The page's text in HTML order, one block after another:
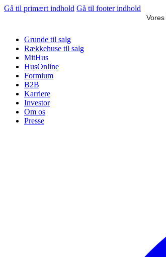
Gå til primært indhold Gå til footer indhold
Grunde til salg
Rækkehuse til salg
MitHus
HusOnline
Formium
B2B
Karriere
Investor
Om os
Presse